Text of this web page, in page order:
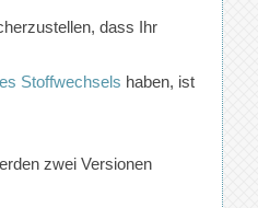
dass Ihr
Stoffwechsels haben, ist
zwei Versionen